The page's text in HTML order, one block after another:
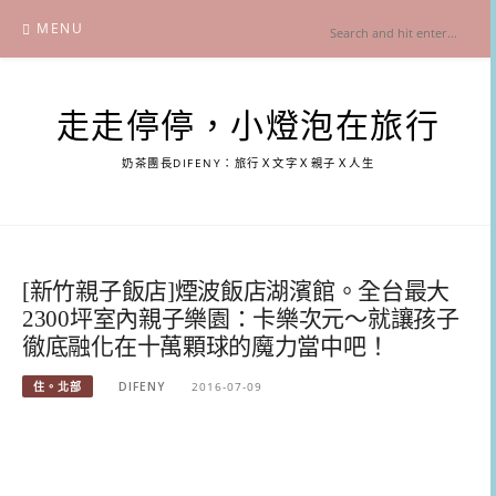
content
MENU
走走停停，小燈泡在旅行
奶茶團長DIFENY：旅行Ｘ文字Ｘ親子Ｘ人生
[新竹親子飯店]煙波飯店湖濱館。全台最大
2300坪室內親子樂園：卡樂次元～就讓孩子
徹底融化在十萬顆球的魔力當中吧！
住。北部 DIFENY 2016-07-09